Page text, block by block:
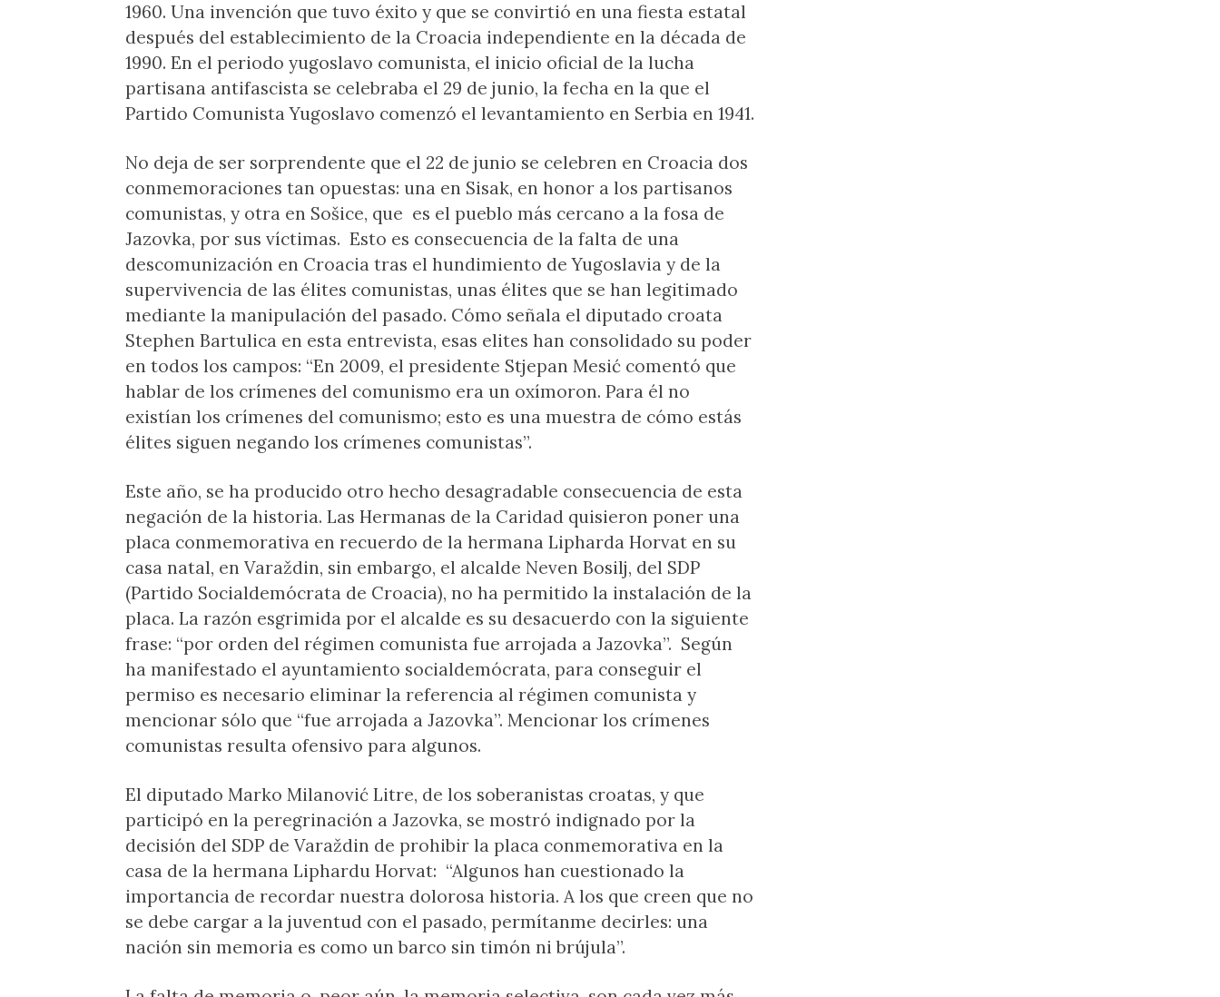
1960. Una invención que tuvo éxito y que se convirtió en una fiesta estatal
después del establecimiento de la Croacia independiente en la década de
1990. En el periodo yugoslavo comunista, el inicio oficial de la lucha
partisana antifascista se celebraba el 29 de junio, la fecha en la que el
Partido Comunista Yugoslavo comenzó el levantamiento en Serbia en 1941.
No deja de ser sorprendente que el 22 de junio se celebren en Croacia dos
conmemoraciones tan opuestas: una en Sisak, en honor a los partisanos
comunistas, y otra en Sošice, que es el pueblo más cercano a la fosa de
Jazovka, por sus víctimas. Esto es consecuencia de la falta de una
descomunización en Croacia tras el hundimiento de Yugoslavia y de la
supervivencia de las élites comunistas, unas élites que se han legitimado
mediante la manipulación del pasado. Cómo señala el diputado croata
Stephen Bartulica en esta entrevista, esas elites han consolidado su poder
en todos los campos: “En 2009, el presidente Stjepan Mesić comentó que
hablar de los crímenes del comunismo era un oxímoron. Para él no
existían los crímenes del comunismo; esto es una muestra de cómo estás
élites siguen negando los crímenes comunistas”.
Este año, se ha producido otro hecho desagradable consecuencia de esta
negación de la historia. Las Hermanas de la Caridad quisieron poner una
placa conmemorativa en recuerdo de la hermana Lipharda Horvat en su
casa natal, en Varaždin, sin embargo, el alcalde Neven Bosilj, del SDP
(Partido Socialdemócrata de Croacia), no ha permitido la instalación de la
placa. La razón esgrimida por el alcalde es su desacuerdo con la siguiente
frase: “por orden del régimen comunista fue arrojada a Jazovka”. Según
ha manifestado el ayuntamiento socialdemócrata, para conseguir el
permiso es necesario eliminar la referencia al régimen comunista y
mencionar sólo que “fue arrojada a Jazovka”. Mencionar los crímenes
comunistas resulta ofensivo para algunos.
El diputado Marko Milanović Litre, de los soberanistas croatas, y que
participó en la peregrinación a Jazovka, se mostró indignado por la
decisión del SDP de Varaždin de prohibir la placa conmemorativa en la
casa de la hermana Liphardu Horvat: “Algunos han cuestionado la
importancia de recordar nuestra dolorosa historia. A los que creen que no
se debe cargar a la juventud con el pasado, permítanme decirles: una
nación sin memoria es como un barco sin timón ni brújula”.